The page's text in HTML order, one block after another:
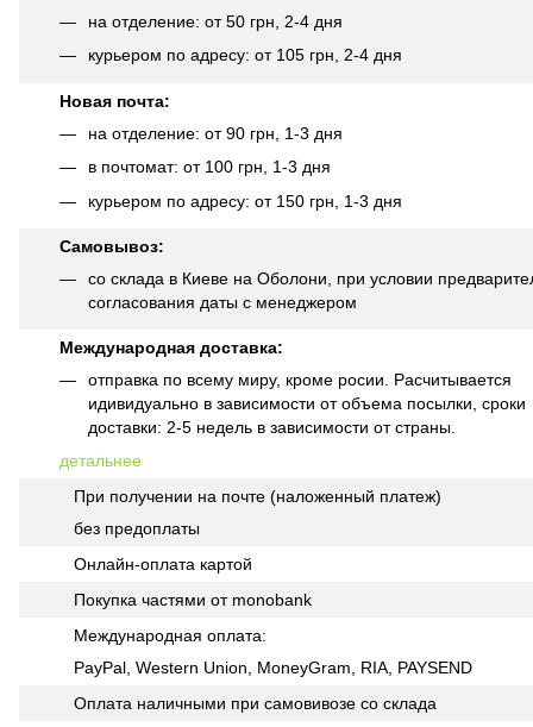
на отделение: от 50 грн, 2-4 дня
курьером по адресу: от 105 грн, 2-4 дня
Новая почта:
на отделение: от 90 грн, 1-3 дня
в почтомат: от 100 грн, 1-3 дня
курьером по адресу: от 150 грн, 1-3 дня
Самовывоз:
со склада в Киеве на Оболони, при условии
согласования даты с менеджером
Международная доставка:
отправка по всему миру, кроме росии. Расчитывается
идивидуально в зависимости от объема посылки, сроки
доставки: 2-5 недель в зависимости от страны.
детальнее
При получении на почте (наложенный платеж)
без предоплаты
Онлайн-оплата картой
Покупка частями от monobank
Международная оплата:
PayPal, Western Union, MoneyGram, RIA, PAYSEND
Оплата наличными при самовивозе со склада